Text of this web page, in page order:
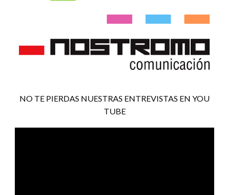
NO TE PIERDAS NUESTRAS ENTREVISTAS EN YOU
TUBE